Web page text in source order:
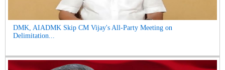
DMK, AIADMK Skip CM Vijay's All-Party Meeting on
Delimitation...